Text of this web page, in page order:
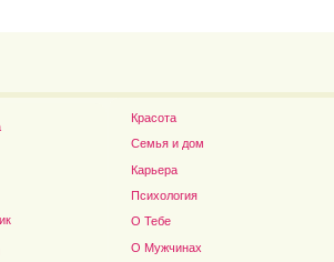
Красота
Семья и дом
Карьера
Психология
О Тебе
О Мужчинах